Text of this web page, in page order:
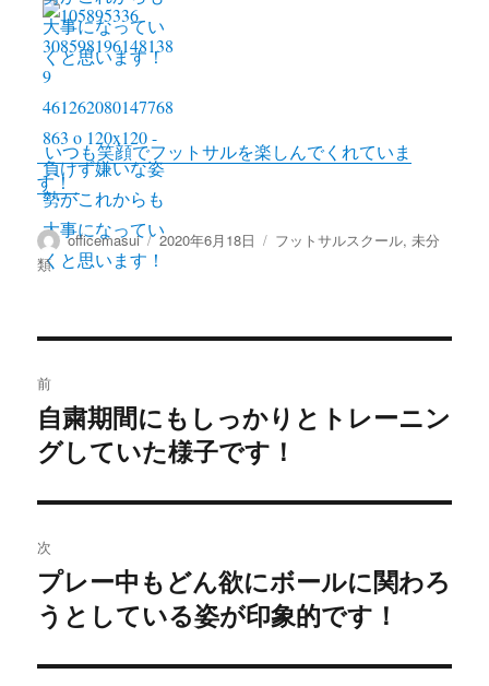
いつも笑顔でフットサルを楽しんでくれていま
す！
投
稿
officemasui
投
2020年6月18日
カ
フットサルスクール,未分
類
稿
ナ
ビ
ゲ
ー
シ
前
前
の
稿:
自粛期間にもしっかりとトレーニン
グしていた様子です！
次
次
の
稿:
プレー中もどん欲にボールに関わろ
うとしている姿が印象的です！